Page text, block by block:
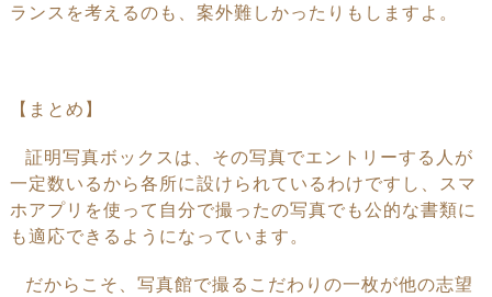
ラ ンスを考えるのも、案外難しかったりもしますよ。
【まとめ】
証明写真ボックスは、その写真でエントリーする人が
一定数いるから各所に設けられているわけですし、スマ
ホアプリを使って自分で撮ったの写真でも公的な書類に
も適応できるようになっています。
だからこそ、写真館で撮るこだわりの一枚が他の志望